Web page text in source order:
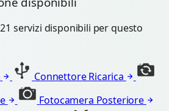
servizi disponibili per questo
Connettore Ricarica
Fotocamera Posteriore